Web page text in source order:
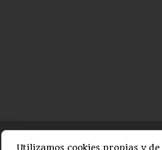
Utilizamos cookies propias y